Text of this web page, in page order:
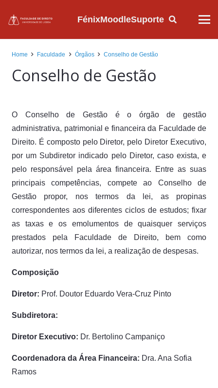
FénixMoodleSuporte
Home Faculdade Órgãos Conselho de Gestão
Conselho de Gestão
O Conselho de Gestão é o órgão de gestão
administrativa, patrimonial e financeira da Faculdade de
Direito. É composto pelo Diretor, pelo Diretor Executivo,
por um Subdiretor indicado pelo Diretor, caso exista, e
pelo responsável pela área financeira. Entre as suas
principais competências, compete ao Conselho de
Gestão propor, nos termos da lei, as propinas
correspondentes aos diferentes ciclos de estudos; fixar
as taxas e os emolumentos de quaisquer serviços
prestados pela Faculdade de Direito, bem como
autorizar, nos termos da lei, a realização de despesas.
Composição
Diretor: Prof. Doutor Eduardo Vera-Cruz Pinto
Subdiretora:
Diretor Executivo: Dr. Bertolino Campaniço
Coordenadora da Área Financeira: Dra. Ana Sofia
Ramos